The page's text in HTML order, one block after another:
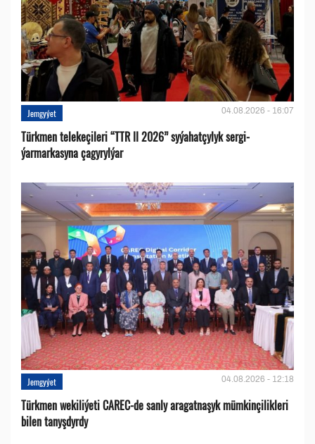
Jemgyýet 04.08.2026 - 16:07
Türkmen telekeçileri “TTR II 2026” syýahatçylyk sergi-
ýarmarkasyna çagyrylýar
Jemgyýet 04.08.2026 - 12:18
Türkmen wekiliýeti CAREC-de sanly aragatnaşyk mümkinçilikleri
bilen tanyşdyrdy